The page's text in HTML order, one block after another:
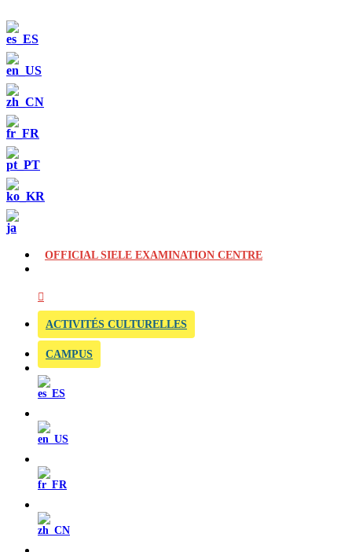
OFFICIAL SIELE EXAMINATION CENTRE
ACTIVITÉS CULTURELLES
CAMPUS